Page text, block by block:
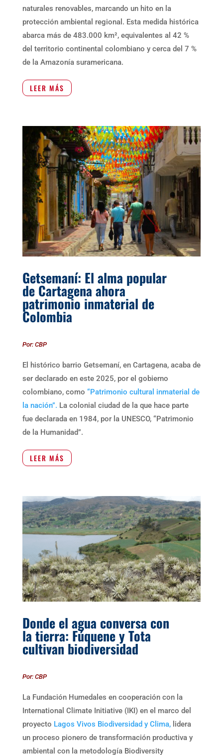
naturales renovables, marcando un hito en la
protección ambiental regional. Esta medida histórica
abarca más de 483.000 km², equivalentes al 42 %
del territorio continental colombiano y cerca del 7 %
de la Amazonía suramericana.
LEER MÁS
Getsemaní: El alma popular
de Cartagena ahora
patrimonio inmaterial de
Colombia
Por: CBP
El histórico barrio Getsemaní, en Cartagena, acaba de
ser declarado en este 2025, por el gobierno
colombiano, como “Patrimonio cultural inmaterial de
la nación”. La colonial ciudad de la que hace parte
fue declarada en 1984, por la UNESCO, “Patrimonio
de la Humanidad”.
LEER MÁS
Donde el agua conversa con
la tierra: Fúquene y Tota
cultivan biodiversidad
Por: CBP
La Fundación Humedales en cooperación con la
International Climate Initiative (IKI) en el marco del
proyecto Lagos Vivos Biodiversidad y Clima,lidera
un proceso pionero de transformación productiva y
ambiental con la metodología Biodiversity